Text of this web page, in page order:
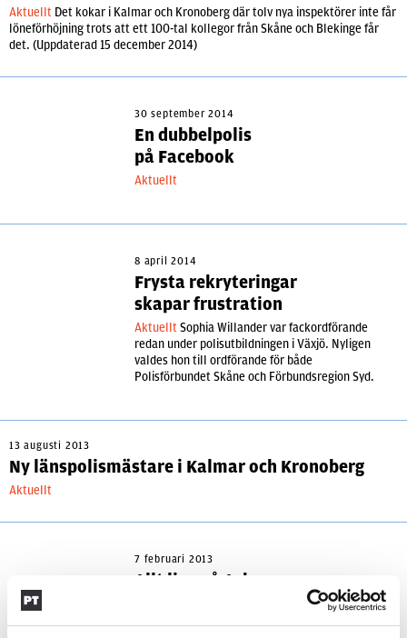
Aktuellt Det kokar i Kalmar och Kronoberg där tolv nya inspektörer inte får
löneförhöjning trots att ett 100-tal kollegor från Skåne och Blekinge får
det. (Uppdaterad 15 december 2014)
30 september 2014
En dubbelpolis
på Facebook
Aktuellt
8 april 2014
Frysta rekryteringar
skapar frustration
Aktuellt Sophia Willander var fackordförande
redan under polisutbildningen i Växjö. Nyligen
valdes hon till ordförande för både
Polisförbundet Skåne och Förbundsregion Syd.
13 augusti 2013
Ny länspolismästare i Kalmar och Kronoberg
Aktuellt
7 februari 2013
Allt ljus på Ask
– Ett bra ledarskap handlar också om att